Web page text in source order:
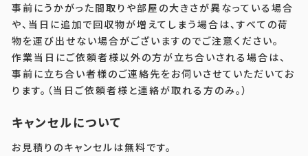
事前にうかがった間取りや部屋の大きさが異なっている場合
や、当日に追加で回収物が増えてしまう場合は、すべての荷
物を運び出せない場合がございますのでご注意ください。
作業当日にご依頼者様以外の方が立ち合いされる場合は、
事前に立ち合い者様のご連絡先をお伺いさせていただいてお
ります。（当日ご依頼者様と連絡が取れる方のみ。）
キャンセルについて
お見積りのキャンセルは無料です。